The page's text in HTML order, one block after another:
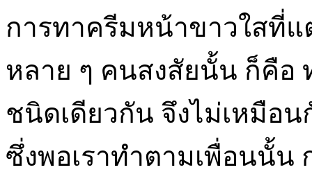
การทาครีมหน้าขาวใสที่
หลาย ๆ คนสงสัยนั้น ก็คือ
ชนิดเดียวกัน จึงไม่เหมือ
ซึ่งพอเราทำตามเพื่อนนั้น